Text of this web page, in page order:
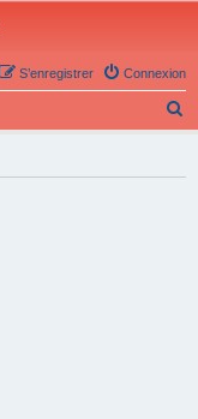
Connexion
S’enregistrer